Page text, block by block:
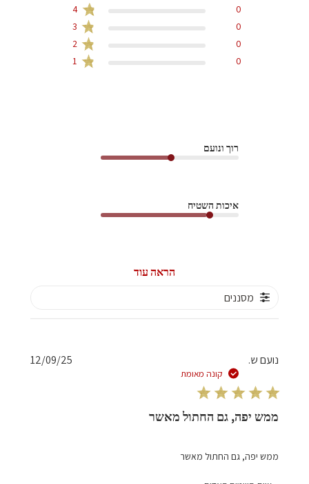
4
0
3
0
2
0
1
0
רוך ונועם
איכות השטיח
הראה עוד
מסננים
נועם ש.
קונה מאומת
ממש יפה, גם החתול מאשר
ממש יפה, גם החתול מאשר
12/09/25